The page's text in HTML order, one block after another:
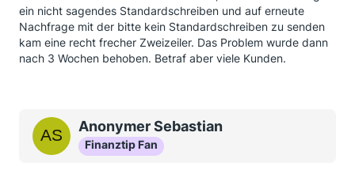
ein nicht sagendes Standardschreiben und auf erneute
Nachfrage mit der bitte kein Standardschreiben zu senden
kam eine recht frecher Zweizeiler. Das Problem wurde dann
nach 3 Wochen behoben. Betraf aber viele Kunden.
Anonymer Sebastian
Finanztip Fan